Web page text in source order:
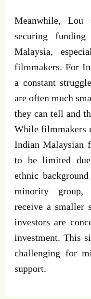
Meanwhile,
securing
Malaysia,
filmmakers. For
a constant
are often much
they can tell and
While filmmakers
Indian Malaysian
to be limited
ethnic
minority group,
receive a smaller
investors are
investment. This
challenging for
support.